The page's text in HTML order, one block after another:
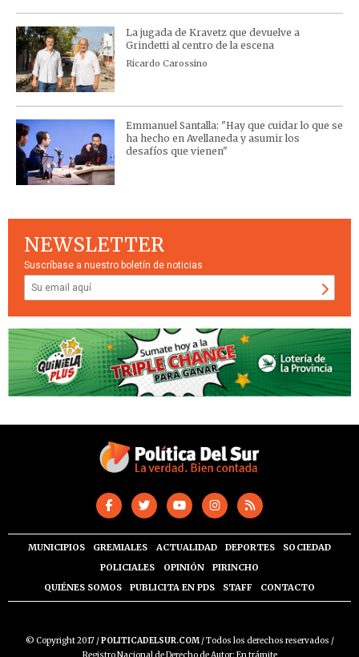
La jugada de Kravetz que devuelve a
Grindetti al centro de la escena
Ricardo Carossino
Emmanuel Santalla: "Hay que cuidar lo que se
ha hecho en Avellaneda y asumir los
desafíos que vienen"
NEWSLETTER
Suscríbase a nuestro boletín de noticias
MUNICIPIOS GREMIALES ACTUALIDAD DEPORTES
SOCIEDAD
POLICIALES
OPINIÓN
PIRINCHO
QUIÉNES SOMOS
PUBLICITA EN PDS STAFF CONTACTO
© Copyright 2017 /POLITICADELSUR.COM/ Todos los derechos reservados /